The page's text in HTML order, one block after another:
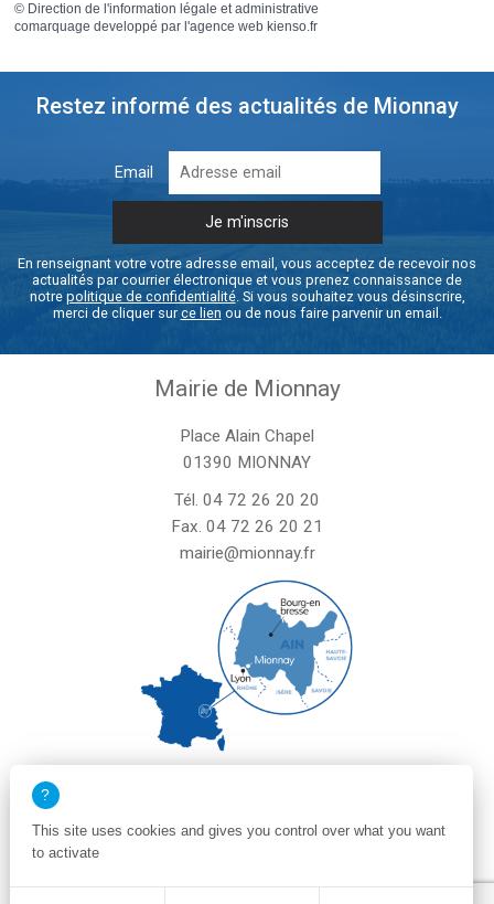
© Direction de l'information légale et administrative
comarquage developpé par l'agence web kienso.fr
Restez informé des actualités de Mionnay
Email
En renseignant votre votre adresse email, vous acceptez de recevoir nos
actualités par courrier électronique et vous prenez connaissance de
notre politique de confidentialité. Si vous souhaitez vous désinscrire,
merci de cliquer surce lien ou de nous faire parvenir un email.
Mairie de Mionnay
Place Alain Chapel
01390 MIONNAY
Tél. 04 72 26 20 20
Fax. 04 72 26 20 21
mairie@mionnay.fr
le vendredi de 8h30 à 12h et de 13h30 à 16h30
un samedi matin sur deux de 8h30 à 12h
This site uses cookies and gives you control over what you want
to activate